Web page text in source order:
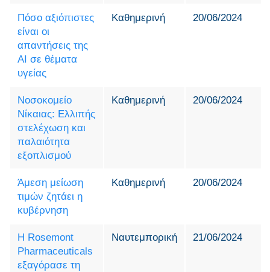
Πόσο αξιόπιστες
είναι οι
απαντήσεις της
AI σε θέματα
υγείας
Καθημερινή 20/06/2024
Νοσοκομείο
Νίκαιας: Ελλιπής
στελέχωση και
παλαιότητα
εξοπλισμού
Καθημερινή 20/06/2024
Άμεση μείωση
τιμών ζητάει η
κυβέρνηση
Καθημερινή 20/06/2024
Η Rosemont
Pharmaceuticals
εξαγόρασε τη
Ναυτεμπορική 21/06/2024